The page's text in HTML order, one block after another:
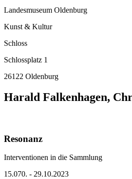
Landesmuseum Oldenburg
Kunst & Kultur
Schloss
Schlossplatz 1
26122 Oldenburg
Harald Falkenhagen,
Resonanz
Interventionen in die Sammlung
15.070. - 29.10.2023